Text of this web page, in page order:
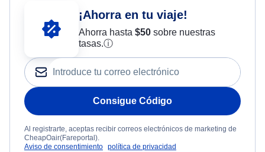
¡Ahorra en tu viaje!
Ahorra hasta $50sobre nuestras
tasas.ⓘ
Consigue Código
Al registrarte, aceptas recibir correos electrónicos de marketing de
CheapOair(Fareportal).
Aviso de consentimiento política de privacidad